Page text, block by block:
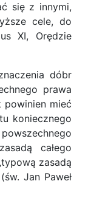
się z innymi,
cele, do
XI, Orędzie
dóbr
prawa
powinien mieć
koniecznego
całego
zasadą
Jan Paweł